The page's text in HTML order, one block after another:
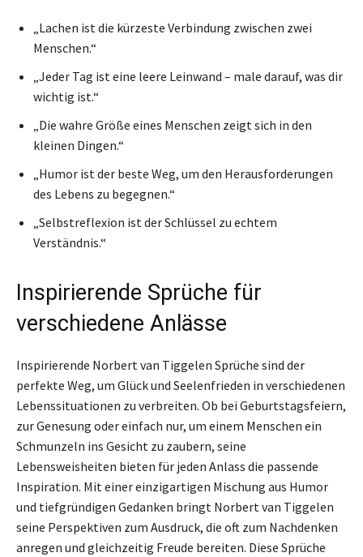
„Lachen ist die kürzeste Verbindung zwischen zwei
Menschen.“
„Jeder Tag ist eine leere Leinwand – male darauf, was dir
wichtig ist.“
„Die wahre Größe eines Menschen zeigt sich in den
kleinen Dingen.“
„Humor ist der beste Weg, um den Herausforderungen
des Lebens zu begegnen.“
„Selbstreflexion ist der Schlüssel zu echtem
Verständnis.“
Inspirierende Sprüche für
verschiedene Anlässe
Inspirierende Norbert van Tiggelen Sprüche sind der
perfekte Weg, um Glück und Seelenfrieden in verschiedenen
Lebenssituationen zu verbreiten. Ob bei Geburtstagsfeiern,
zur Genesung oder einfach nur, um einem Menschen ein
Schmunzeln ins Gesicht zu zaubern, seine
Lebensweisheiten bieten für jeden Anlass die passende
Inspiration. Mit einer einzigartigen Mischung aus Humor
und tiefgründigen Gedanken bringt Norbert van Tiggelen
seine Perspektiven zum Ausdruck, die oft zum Nachdenken
anregen und gleichzeitig Freude bereiten. Diese Sprüche